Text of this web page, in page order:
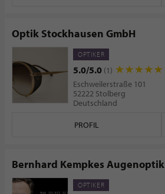
Optik Stockhausen GmbH
OPTIKER
5.0/5.0 (1)
Eschweilerstraße 101
52222 Stolberg
Deutschland
PROFIL
Bernhard Kempkes Augenoptik
OPTIKER